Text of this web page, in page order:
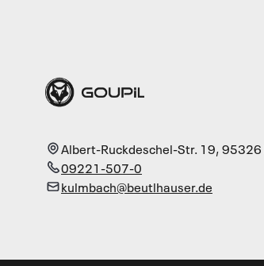
Albert-Ruckdeschel-Str. 19,95326
09221-507-0
kulmbach@beutlhauser.de